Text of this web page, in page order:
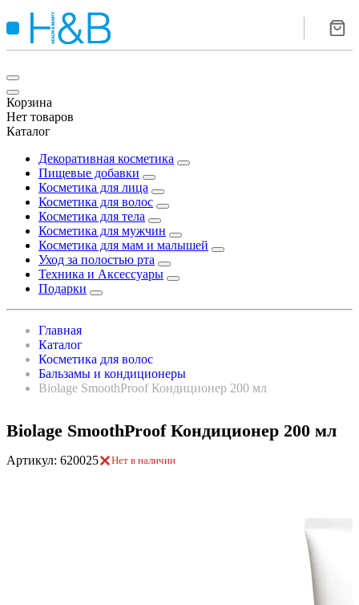
Корзина
Нет товаров
Каталог
Декоративная косметика
Пищевые добавки
Косметика для лица
Косметика для волос
Косметика для тела
Косметика для мужчин
Косметика для мам и малышей
Уход за полостью рта
Техника и Аксессуары
Подарки
Главная
Каталог
Косметика для волос
Бальзамы и кондиционеры
Biolage SmoothProof Кондиционер 200 мл
Biolage SmoothProof Кондиционер 200 мл
Артикул: 620025 Нет в наличии